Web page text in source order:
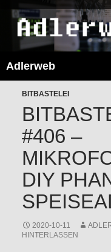
Adlerweb
SPRINGEN
BITBASTELEI
#406 –
DIY
2020-10-11
HINTERLASSEN